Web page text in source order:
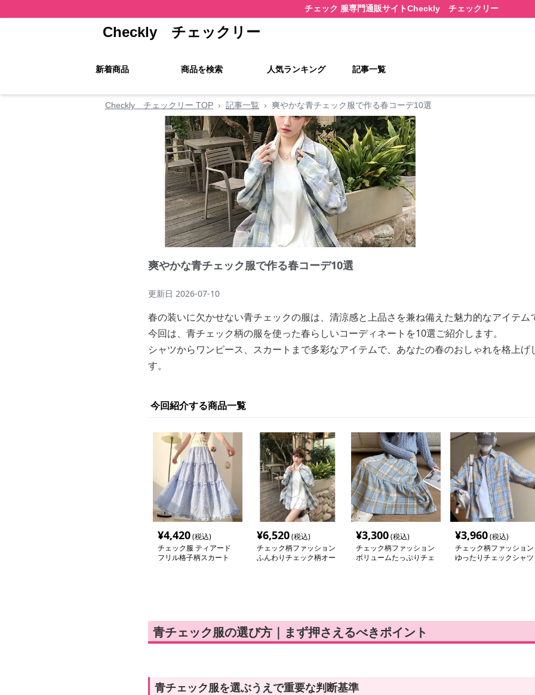
チェック 服専門通販サイトCheckly チェックリー
Checkly チェックリー
新着商品 商品を検索 人気ランキング 記事一覧
Checkly チェックリー TOP › 記事一覧 › 爽やかな青チェック服で作る春コーデ10選
爽やかな青チェック服で作る春コーデ10選
更新日 2026-07-10
春の装いに欠かせない青チェックの服は、清涼感と上品さを兼ね備えた魅力的なアイテム
今回は、青チェック柄の服を使った春らしいコーディネートを10選ご紹介します。
シャツからワンピース、スカートまで多彩なアイテムで、あなたの春のおしゃれを格上
す。
今回紹介する商品一覧
¥4,420(税込)
チェック服 ティアード
フリル格子柄スカート
¥6,520(税込)
チェック柄ファッション
ふんわりチェック柄オー
¥3,300(税込)
チェック柄ファッション
ボリュームたっぷりチェ
¥3,960(税込)
チェック柄ファッション
ゆったりチェックシャツ
青チェック服の選び方｜まず押さえるべきポイント
青チェック服を選ぶうえで重要な判断基準